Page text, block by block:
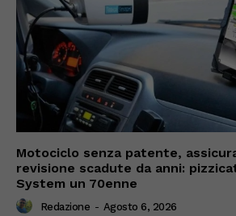
Motociclo senza patente,
revisione scadute da anni:
System un 70enne
Redazione - Agosto 6, 2026